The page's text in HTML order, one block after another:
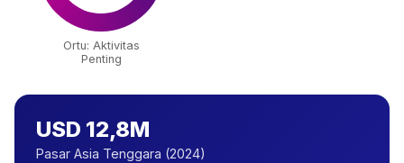
Ortu: Aktivitas
Penting
USD 12,8M
Pasar Asia Tenggara (2024)